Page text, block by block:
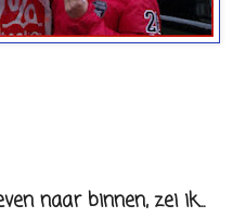
naar binnen, zei ik...